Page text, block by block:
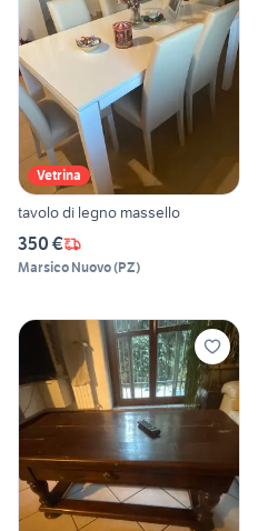
Vetrina
tavolo di legno massello
350 €
Marsico Nuovo(PZ)